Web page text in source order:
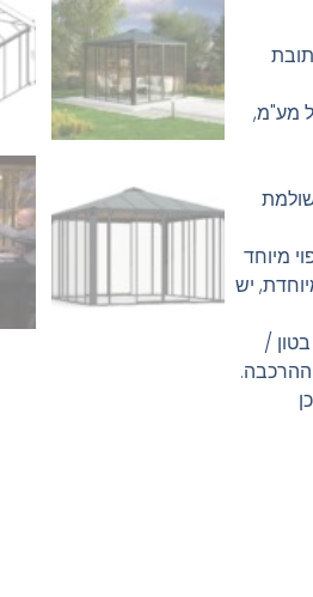
הינה בעלות של 350 ₪ כולל מע"מ,
מיוחד
יש
/